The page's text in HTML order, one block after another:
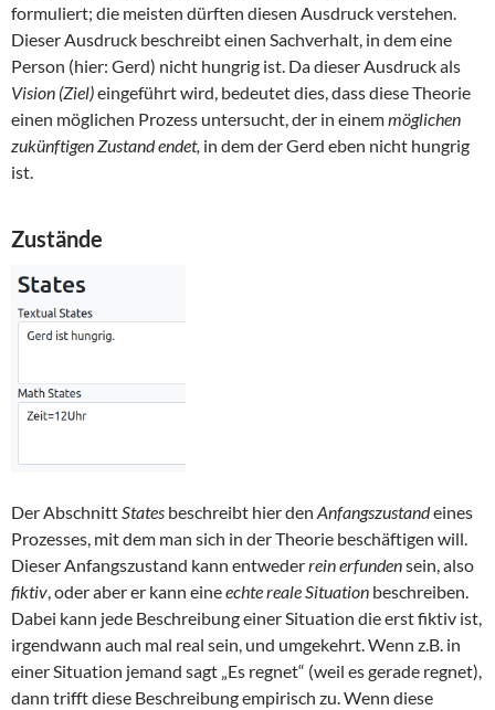
formuliert; die meisten dürften diesen Ausdruck verstehen.
Dieser Ausdruck beschreibt einen Sachverhalt, in dem eine
Person (hier: Gerd) nicht hungrig ist. Da dieser Ausdruck als
Vision (Ziel)eingeführt wird, bedeutet dies, dass diese Theorie
einen möglichen Prozess untersucht, der in einemmöglichen
zukünftigen Zustand endet, in dem der Gerd eben nicht hungrig
ist.
Zustände
Der AbschnittStates beschreibt hier den Anfangszustandeines
Prozesses, mit dem man sich in der Theorie beschäftigen will.
Dieser Anfangszustand kann entwederrein erfundensein, also
fiktiv, oder aber er kann eineechte reale Situation beschreiben.
Dabei kann jede Beschreibung einer Situation die erst fiktiv ist,
irgendwann auch mal real sein, und umgekehrt. Wenn z.B. in
einer Situation jemand sagt „Es regnet“ (weil es gerade regnet),
dann trifft diese Beschreibung empirisch zu. Wenn diese